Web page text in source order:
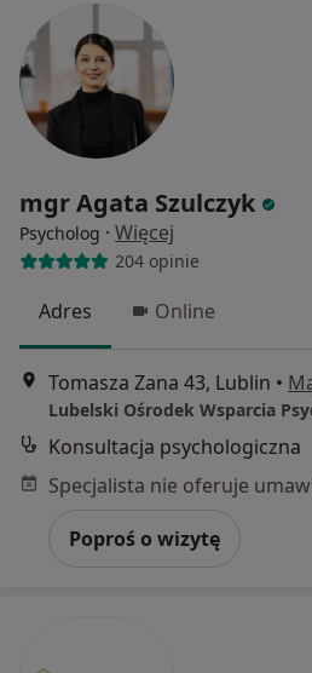
mgr Agata Szulczyk
Psycholog · Więcej
204 opinie
Adres Online
Tomasza Zana 43, Lublin •
Lubelski Ośrodek Wsparcia
Konsultacja psychologiczna
Poproś o wizytę